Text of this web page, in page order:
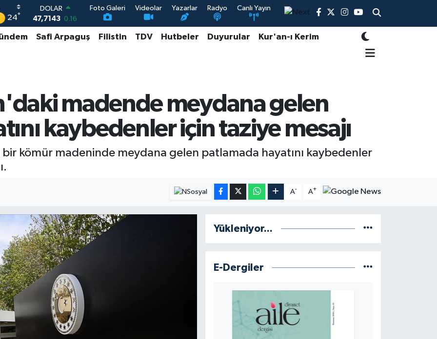
24°
DOLAR
47,7143 0.16
EURO
55,0317 -0.02
13.799
70
Foto Galeri Videolar Yazarlar Radyo Canlı Yayın
Safi Arpaguş Filistin TDV Hutbeler Duyurular Kur'an-ı Kerim
madende meydana gelen
kaybedenler için taziye mesajı
bir kömür madeninde meydana gelen patlamada hayatını kaybedenler
A- A+
Yükleniyor...
E-Dergiler